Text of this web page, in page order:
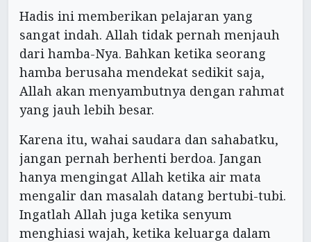
Hadis ini memberikan pelajaran yang
sangat indah. Allah tidak pernah menjauh
dari hamba-Nya. Bahkan ketika seorang
hamba berusaha mendekat sedikit saja,
Allah akan menyambutnya dengan rahmat
yang jauh lebih besar.
Karena itu, wahai saudara dan sahabatku,
jangan pernah berhenti berdoa. Jangan
hanya mengingat Allah ketika air mata
mengalir dan masalah datang bertubi-tubi.
Ingatlah Allah juga ketika senyum
menghiasi wajah, ketika keluarga dalam